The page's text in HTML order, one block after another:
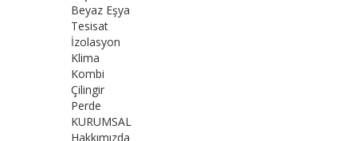
Beyaz Eşya
Tesisat
İzolasyon
Klima
Kombi
Çilingir
Perde
KURUMSAL
Hakkımızda